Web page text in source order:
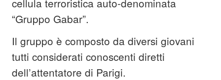
cellula terroristica auto-denominata
“Gruppo Gabar”.
Il gruppo è composto da diversi giovani
tutti considerati conoscenti diretti
dell’attentatore di Parigi.